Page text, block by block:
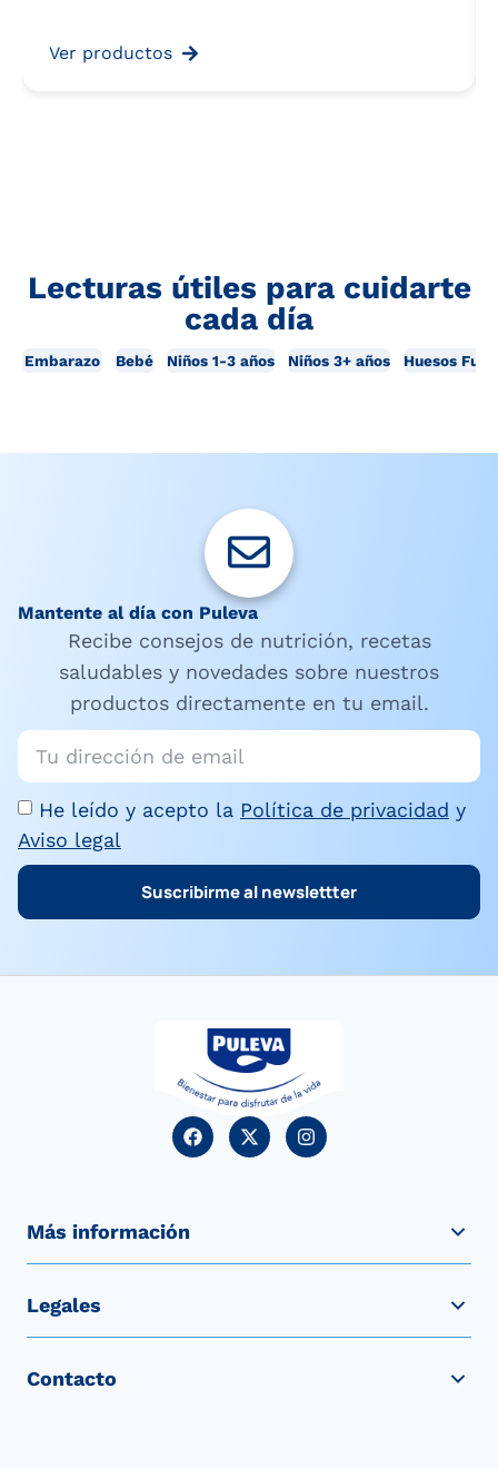
Ver productos
Lecturas útiles para cuidarte
cada día
Embarazo Bebé Niños 1-3 años Niños 3+ años Huesos
Mantente al día con Puleva
Recibe consejos de nutrición, recetas
saludables y novedades sobre nuestros
productos directamente en tu email.
He leído y acepto la Política de privacidad y
Aviso legal
Suscribirme al newslettter
Más información
Legales
Contacto